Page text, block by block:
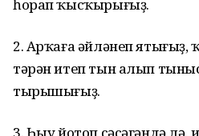
һорап ҡысҡырығыҙ.
2. Арҡаға әйләнеп ятығыҙ,
тәрән итеп тын алып
тырышығыҙ.